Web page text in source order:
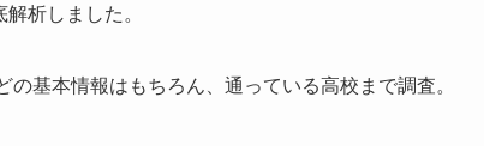
析しました。
基本情報はもちろん、通っている高校まで調査。